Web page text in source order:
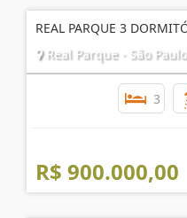
REAL PARQUE 3
Real Parque - São Paulo
3
R$ 900.000,00